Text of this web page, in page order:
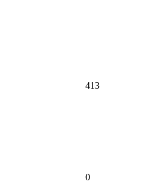
413
0